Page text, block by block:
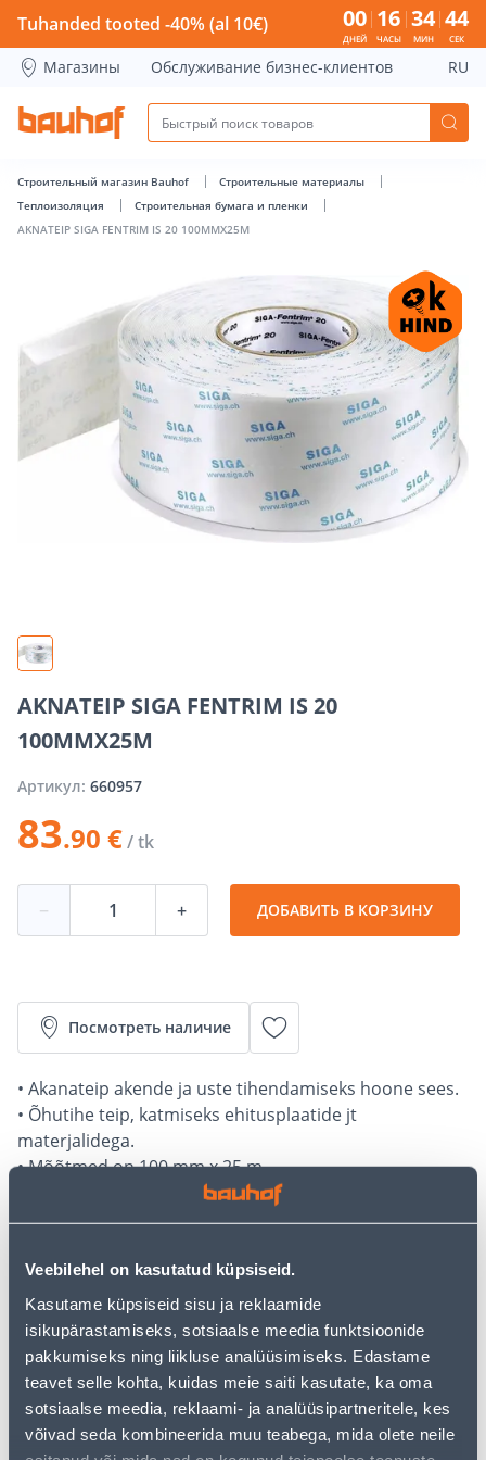
Veebilehel on kasutatud küpsiseid.
Kasutame küpsiseid sisu ja reklaamide
isikupärastamiseks, sotsiaalse meedia funktsioonide
pakkumiseks ning liikluse analüüsimiseks. Edastame
teavet selle kohta, kuidas meie saiti kasutate, ka oma
sotsiaalse meedia, reklaami- ja analüüsipartneritele, kes
võivad seda kombineerida muu teabega, mida olete neile
AKNATEIP SIGA FENTRIM IS 20 100MMX25M - Bauhof has
Tuhanded tooted -40% (al 10€) 00
ДНЕЙ
16
ЧАСЫ
34
МИН
44
СЕК
Магазины Обслуживание бизнес-клиентов RU
Строительный магазин Bauhof
Строительные материалы
Теплоизоляция
Строительная бумага и пленки
AKNATEIP SIGA FENTRIM IS 20 100MMX25M
AKNATEIP SIGA FENTRIM IS 20
100MMX25M
Артикул: 660957
83.90 €/ tk
− + ДОБАВИТЬ В КОРЗИНУ
Посмотреть наличие
• Akanateip akende ja uste tihendamiseks hoone sees.
• Õhutihe teip, katmiseks ehitusplaatide jt
materjalidega.
• Mõõtmed on 100 mm x 25 m.
• 14-päevane tagastusõigus.
Калькулятор рассрочки
Ежемесячный платеж 13.98 €